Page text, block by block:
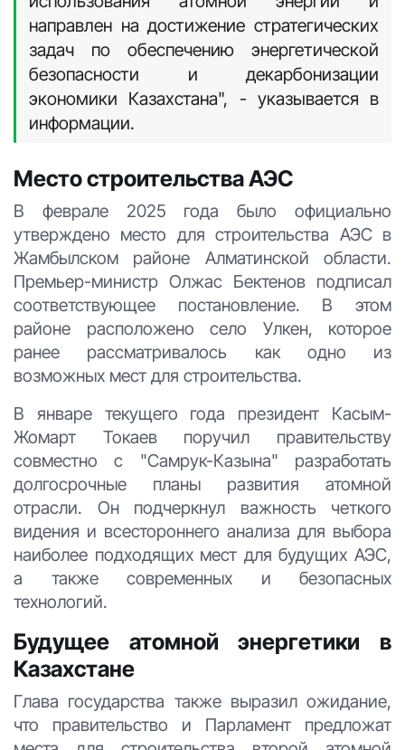
направлен на достижение стратегических
задач по обеспечению энергетической
безопасности и декарбонизации
экономики Казахстана", - указывается в
информации.
Место строительства АЭС
В феврале 2025 года было официально
утверждено место для строительства АЭС в
Жамбылском районе Алматинской области.
Премьер-министр Олжас Бектенов подписал
соответствующее постановление. В этом
районе расположено село Улкен, которое
ранее рассматривалось как одно из
возможных мест для строительства.
В январе текущего года президент Касым-
Жомарт Токаев поручил правительству
совместно с "Самрук-Казына" разработать
долгосрочные планы развития атомной
отрасли. Он подчеркнул важность четкого
видения и всестороннего анализа для выбора
наиболее подходящих мест для будущих АЭС,
а также современных и безопасных
технологий.
Будущее атомной энергетики в
Казахстане
Глава государства также выразил ожидание,
что правительство и Парламент предложат